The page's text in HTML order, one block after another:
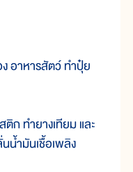
อาหารสัตว์ ทำปุ๋ย
ก ทำยางเทียม และ
น้ำมันเชื้อเพลิง